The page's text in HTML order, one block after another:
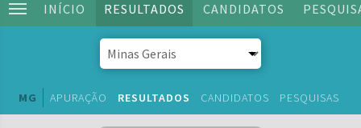
INÍCIO RESULTADOS CANDIDATOS
MG APURAÇÃO RESULTADOS CANDIDATOS PESQUISAS